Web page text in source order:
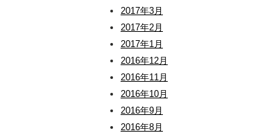
2017年3月
2017年2月
2017年1月
2016年12月
2016年11月
2016年10月
2016年9月
2016年8月